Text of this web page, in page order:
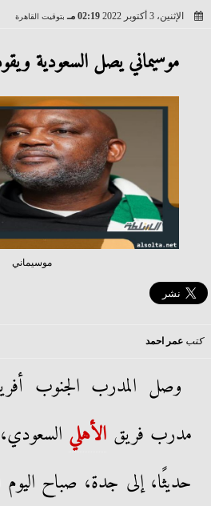
الإثنين، 3 أكتوبر 2022
02:19 مـ بتوقيت القاهرة
موسيماني يصل السعودية
موسيماني
كتب عمر احمد
وصل المدرب الجنوب
مدرب فريق الأهلي
حديثًا، إلى جدة، صباح اليوم